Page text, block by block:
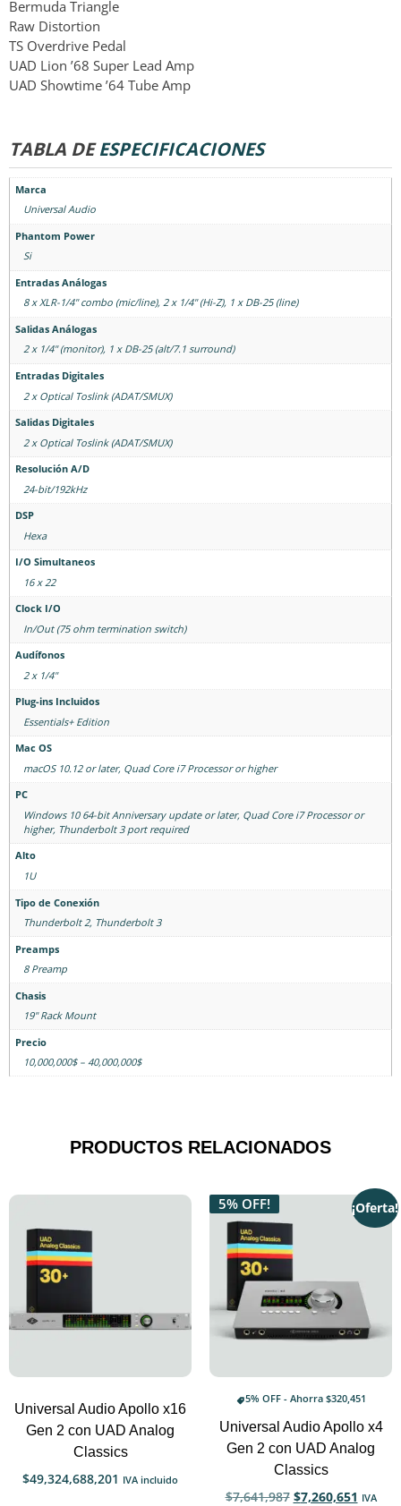
Bermuda Triangle
Raw Distortion
TS Overdrive Pedal
UAD Lion ’68 Super Lead Amp
UAD Showtime ’64 Tube Amp
TABLA DEESPECIFICACIONES
Marca
Universal Audio
Phantom Power
Si
Entradas Análogas
8 x XLR-1/4" combo (mic/line), 2 x 1/4" (Hi-Z), 1 x DB-25 (line)
Salidas Análogas
2 x 1/4" (monitor), 1 x DB-25 (alt/7.1 surround)
Entradas Digitales
2 x Optical Toslink (ADAT/SMUX)
Salidas Digitales
2 x Optical Toslink (ADAT/SMUX)
Resolución A/D
24-bit/192kHz
DSP
Hexa
I/O Simultaneos
16 x 22
Clock I/O
In/Out (75 ohm termination switch)
Audífonos
2 x 1/4"
Plug-ins Incluidos
Essentials+ Edition
Mac OS
macOS 10.12 or later, Quad Core i7 Processor or higher
PC
Windows 10 64-bit Anniversary update or later, Quad Core i7 Processor or
higher, Thunderbolt 3 port required
Alto
1U
Tipo de Conexión
Thunderbolt 2, Thunderbolt 3
Preamps
8 Preamp
Chasis
19" Rack Mount
Precio
10,000,000$ – 40,000,000$
PRODUCTOS RELACIONADOS
Universal Audio Apollo x16
Gen 2 con UAD Analog
Classics
$49,324,688,201 IVA incluido
5% OFF! ¡Oferta!
5% OFF - Ahorra $320,451
Universal Audio Apollo x4
Gen 2 con UAD Analog
Classics
$7,641,987 $7,260,651 IVA